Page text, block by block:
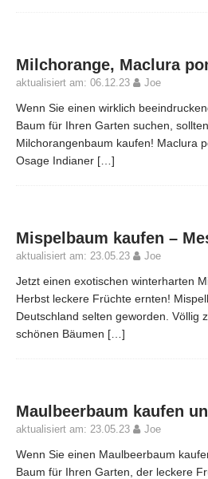
Milchorange, Maclura
aktualisiert am: 06.12.23 Joe
Wenn Sie einen wirklich
Baum für Ihren Garten suchen,
Milchorangenbaum kaufen! Maclura
Osage Indianer […]
Mispelbaum kaufen –
aktualisiert am: 23.05.23 Joe
Jetzt einen exotischen winterharten
Herbst leckere Früchte ernten!
Deutschland selten geworden. Völlig
schönen Bäumen […]
Maulbeerbaum kaufen
aktualisiert am: 23.05.23 Joe
Wenn Sie einen Maulbeerbaum
Baum für Ihren Garten, der leckere